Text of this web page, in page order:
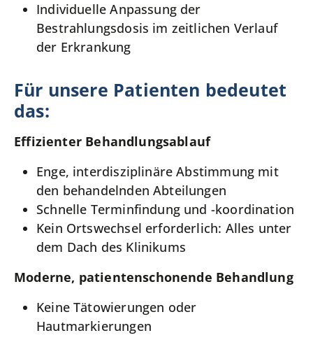
Individuelle Anpassung der
Bestrahlungsdosis im zeitlichen Verlauf
der Erkrankung
Für unsere Patienten bedeutet
das:
Effizienter Behandlungsablauf
Enge, interdisziplinäre Abstimmung mit
den behandelnden Abteilungen
Schnelle Terminfindung und -koordination
Kein Ortswechsel erforderlich: Alles unter
dem Dach des Klinikums
Moderne, patientenschonende Behandlung
Keine Tätowierungen oder
Hautmarkierungen